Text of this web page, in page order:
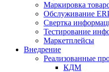
Маркировка
Обслуживание
Свертка
Тестирование
Маркетплейсы
Внедрение
Реализованные
КДМ